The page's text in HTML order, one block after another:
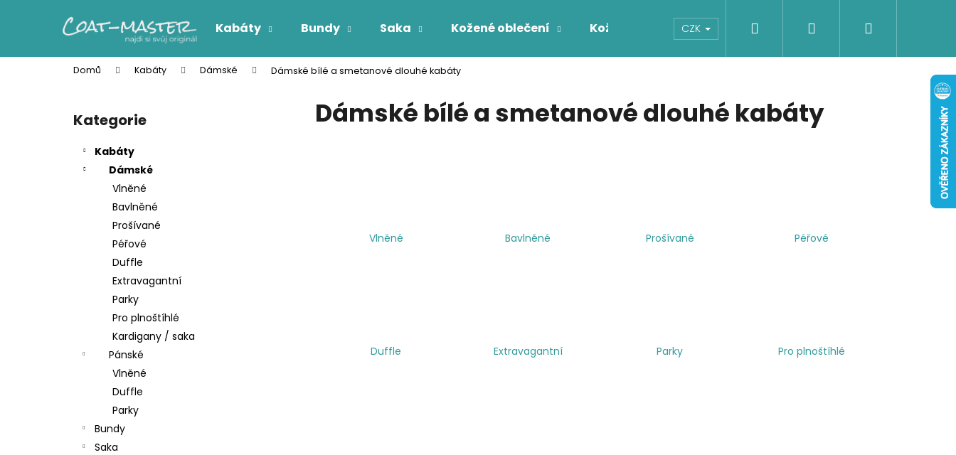
Kabáty Bundy Saka Kožené oblečení Kožichy Boty Dětské
CZK Přihlášení
Domů Kabáty Dámské Dámské bílé a smetanové dlouhé kabáty
Přeskočit
kategorie
Kategorie
Kabáty
Dámské
Vlněné
Bavlněné
Prošívané
Péřové
Duffle
Extravagantní
Parky
Pro plnoštíhlé
Kardigany / saka
Pánské
Vlněné
Duffle
Parky
Bundy
Saka
Dámské bílé a smetanové dlouhé kabáty
Vlněné Bavlněné Prošívané Péřové
Duffle Extravagantní Parky Pro plnoštíhlé
í
Zpět
do
obchodu
Zpět
do
obchodu
Co potřebujete najít?